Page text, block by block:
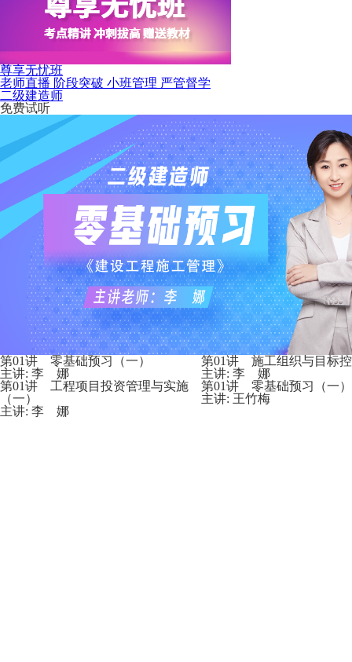
尊享无忧班
老师直播 阶段突破 小班管理 严管督学
二级建造师
免费试听
第01讲 零基础预习（一）
主讲: 李 娜
第01讲 工程项目投资管理与实施
（一）
主讲: 李 娜
第01讲 施工组织与目标
主讲: 李 娜
第01讲 零基础预习（一）
主讲: 王竹梅